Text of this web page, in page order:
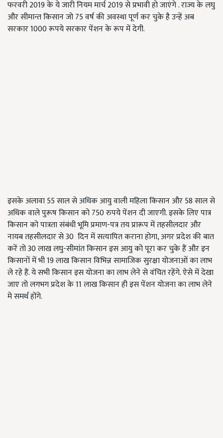
फरवरी 2019 के ये जारी नियम मार्च 2019 से प्रभावी हो जाएंगे . राज्य के लघु
और सीमान्त किसान जो 75 वर्ष की अवस्था पूर्ण कर चुके है उन्हें अब
सरकार 1000 रूपये सरकार पेंशन के रूप में देगी.
इसके अलावा 55 साल से अधिक आयु वाली महिला किसान और 58 साल से
अधिक वाले पुरूष किसान को 750 रुपये पेंशन दी जाएगी. इसके लिए पात्र
किसान को पात्रता संबंधी भूमि प्रमाण-पत्र तय प्रारूप में तहसीलदार और
नायब तहसीलदार से 30 दिन में सत्यापित कराना होगा, अगर प्रदेश की बात
करें तो 30 लाख लघु-सीमांत किसान इस आयु को पूरा कर चुके हैं और इन
किसानों में भी 19 लाख किसान विभिन्न सामाजिक सुरक्षा योजनाओं का लाभ
ले रहे हैं. ये सभी किसान इस योजना का लाभ लेने से वंचित रहेंगे. ऐसे में देखा
जाए तो लगभग प्रदेश के 11 लाख किसान ही इस पेंशन योजना का लाभ लेने
मे समर्थ होंगे.